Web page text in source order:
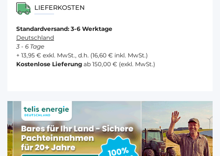
LIEFERKOSTEN
Standardversand: 3-6 Werktage
Deutschland
3 - 6 Tage
+ 13,95 € exkl. MwSt., d.h. (16,60 € inkl. MwSt.)
Kostenlose Lieferung ab 150,00 € (exkl. MwSt.)